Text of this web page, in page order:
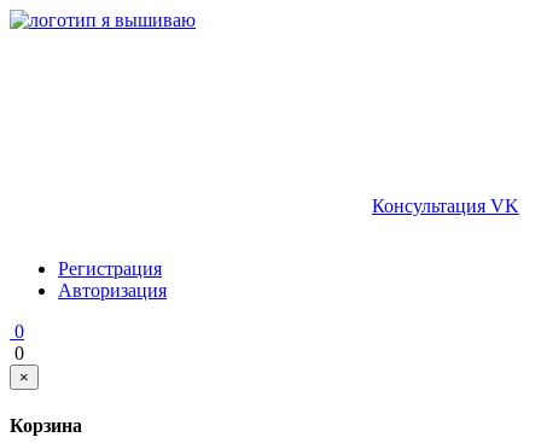
Консультация VK
Регистрация
Авторизация
0
0
×
Корзина